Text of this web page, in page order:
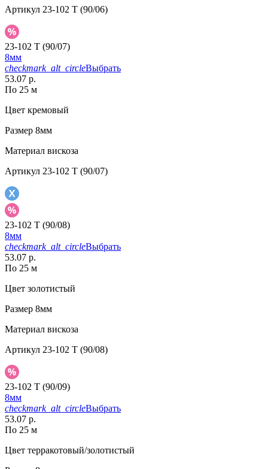
Артикул 23-102 T (90/06)
23-102 T (90/07)
8мм
checkmark_alt_circleВыбрать
53.07 р.
По 25 м
Цвет кремовый
Размер 8мм
Материал вискоза
Артикул 23-102 T (90/07)
23-102 T (90/08)
8мм
checkmark_alt_circleВыбрать
53.07 р.
По 25 м
Цвет золотистый
Размер 8мм
Материал вискоза
Артикул 23-102 T (90/08)
23-102 T (90/09)
8мм
checkmark_alt_circleВыбрать
53.07 р.
По 25 м
Цвет терракотовый/золотистый